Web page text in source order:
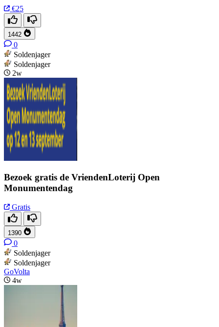
€25
1442
0
Soldenjager
Soldenjager
2w
Bezoek gratis de VriendenLoterij Open
Monumentendag
Gratis
1390
0
Soldenjager
Soldenjager
GoVolta
4w